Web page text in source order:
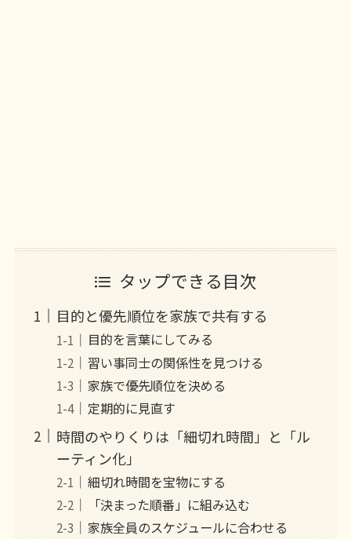
タップできる目次
目的と優先順位を家族で共有する
目的を言葉にしてみる
習い事同士の関係性を見つける
家族で優先順位を決める
定期的に見直す
時間のやりくりは「細切れ時間」と「ル
ーティン化」
細切れ時間を宝物にする
「決まった順番」に組み込む
家族全員のスケジュールに合わせる